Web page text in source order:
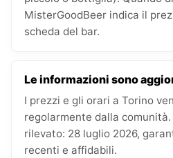
MisterGoodBeer indica il
scheda del bar.
Le informazioni sono
I prezzi e gli orari a Torino
regolarmente dalla
rilevato: 28 luglio 2026,
recenti e affidabili.